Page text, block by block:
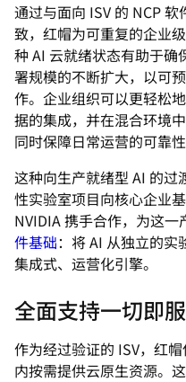
通过与面向 ISV 的 NCP
致，红帽为可重复的企业
种 AI 云就绪状态有助于确
署规模的不断扩大，以可
作。企业组织可以更轻松
据的集成，并在混合环境
同时保障日常运营的可靠性
这种向生产就绪型 AI 的过
性实验室项目向核心企业
NVIDIA 携手合作，为这一
件基础：将 AI 从独立的实
集成式、运营化引擎。
全面支持一切即
作为经过验证的 ISV，红
内按需提供云原生资源。